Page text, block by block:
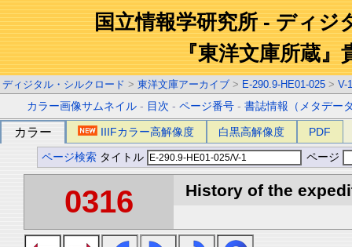
国立情報学研究所 - ディジ
『東洋文庫所蔵』
ディジタル・シルクロード > 東洋文庫アーカイブ > E-290.9-HE01-025 > V-1
カラー画像サムネイル - 目次 -ページ番号 -書誌情報（メタデー
カラー IIIFカラー高解像度 白黒高解像度 PDF
ページ検索 タイトル ページ
0316 History of the